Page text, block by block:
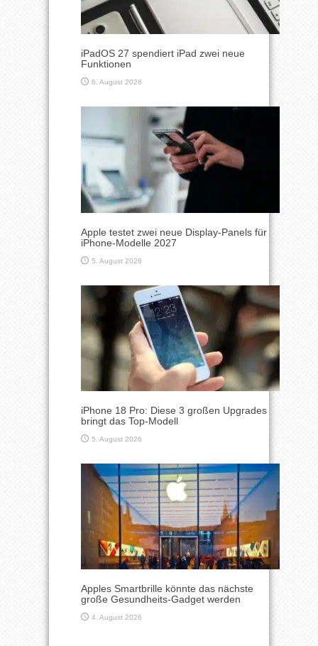
iPadOS 27 spendiert iPad zwei neue
Funktionen
6. August 2026
Apple testet zwei neue Display-Panels für
iPhone-Modelle 2027
5. August 2026
iPhone 18 Pro: Diese 3 großen Upgrades
bringt das Top-Modell
5. August 2026
Apples Smartbrille könnte das nächste
große Gesundheits-Gadget werden
4. August 2026